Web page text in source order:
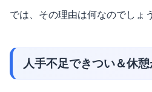
では、その理由は何なのでしょ
人手不足できつい＆休